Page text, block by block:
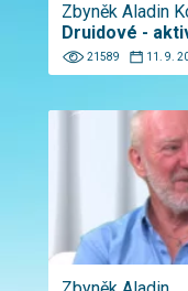
Zbyněk Aladin
Druidové -
21589 11. 9.